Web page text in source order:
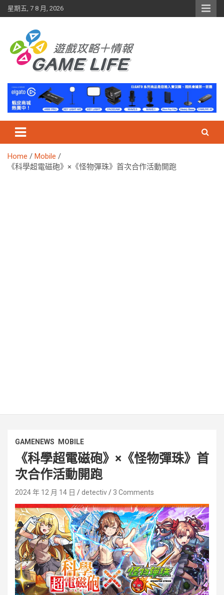
Skip
to
星期五, 7 8 月, 2026
Home
Mobile
《科學超電磁砲》×《怪物彈珠》首次合作活動開跑
GAMENEWS MOBILE
《科學超電磁砲》×《怪物彈珠》首
次合作活動開跑
2024 年 12 月 14 日 detectiv 3 Comments